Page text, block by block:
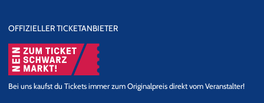
OFFIZIELLER TICKETANBIETER
Bei uns kaufst du Tickets immer zum Originalpreis direkt vom Veranstalter!